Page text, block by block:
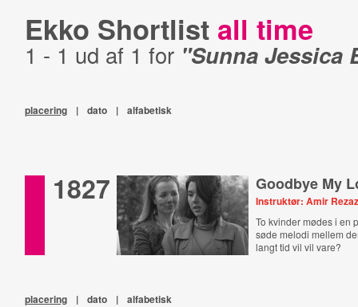
Ekko Shortlist all time
1 - 1 ud af 1 for "Sunna Jessica
placering | dato | alfabetisk
1827 Goodbye My
Instruktør: Amir
To kvinder mødes i en
søde melodi mellem
langt tid vil vil vare?
placering | dato | alfabetisk